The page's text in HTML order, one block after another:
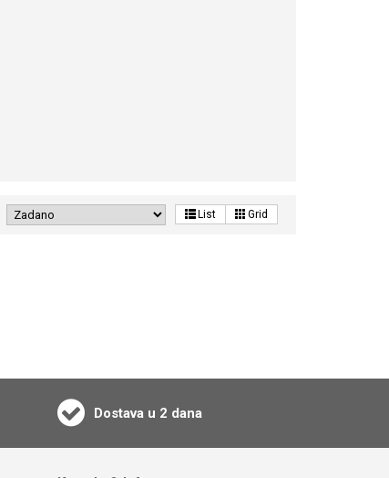
List Grid
Dostava u 2 dana